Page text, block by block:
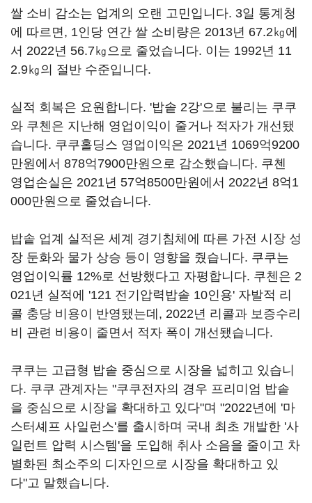
쌀 소비 감소는 업계의 오랜 고민입니다. 3일 통계청
에 따르면, 1인당 연간 쌀 소비량은 2013년 67.2㎏에
서 2022년 56.7㎏으로 줄었습니다. 이는 1992년 11
2.9㎏의 절반 수준입니다.
실적 회복은 요원합니다. '밥솥 2강'으로 불리는 쿠쿠
와 쿠첸은 지난해 영업이익이 줄거나 적자가 개선됐
습니다. 쿠쿠홀딩스 영업이익은 2021년 1069억9200
만원에서 878억7900만원으로 감소했습니다. 쿠첸
영업손실은 2021년 57억8500만원에서 2022년 8억1
000만원으로 줄었습니다.
밥솥 업계 실적은 세계 경기침체에 따른 가전 시장 성
장 둔화와 물가 상승 등이 영향을 줬습니다. 쿠쿠는
영업이익률 12%로 선방했다고 자평합니다. 쿠첸은 2
021년 실적에 '121 전기압력밥솥 10인용' 자발적 리
콜 충당 비용이 반영됐는데, 2022년 리콜과 보증수리
비 관련 비용이 줄면서 적자 폭이 개선됐습니다.
쿠쿠는 고급형 밥솥 중심으로 시장을 넓히고 있습니
다. 쿠쿠 관계자는 "쿠쿠전자의 경우 프리미엄 밥솥
을 중심으로 시장을 확대하고 있다"며 "2022년에 '마
스터셰프 사일런스'를 출시하며 국내 최초 개발한 '사
일런트 압력 시스템'을 도입해 취사 소음을 줄이고 차
별화된 최소주의 디자인으로 시장을 확대하고 있
다"고 말했습니다.